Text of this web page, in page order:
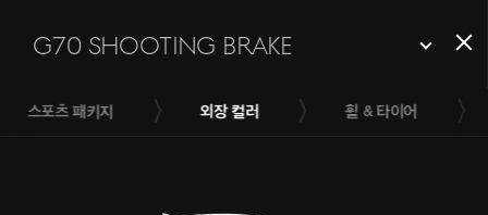
Shooting
G70 Shooting Brake
스포츠 패키지 외장 컬러 휠 & 타이어
견